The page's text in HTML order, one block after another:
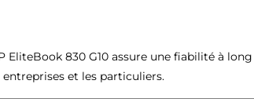
EliteBook 830 G10 assure une fiabilité à
et les particuliers.